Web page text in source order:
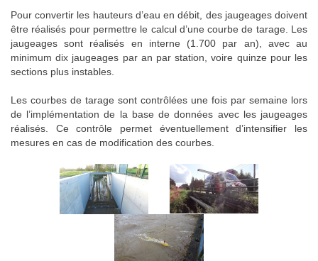
Pour convertir les hauteurs d’eau en débit, des jaugeages doivent
être réalisés pour permettre le calcul d’une courbe de tarage. Les
jaugeages sont réalisés en interne (1.700 par an), avec au
minimum dix jaugeages par an par station, voire quinze pour les
sections plus instables.
Les courbes de tarage sont contrôlées une fois par semaine lors
de l’implémentation de la base de données avec les jaugeages
réalisés. Ce contrôle permet éventuellement d’intensifier les
mesures en cas de modification des courbes.